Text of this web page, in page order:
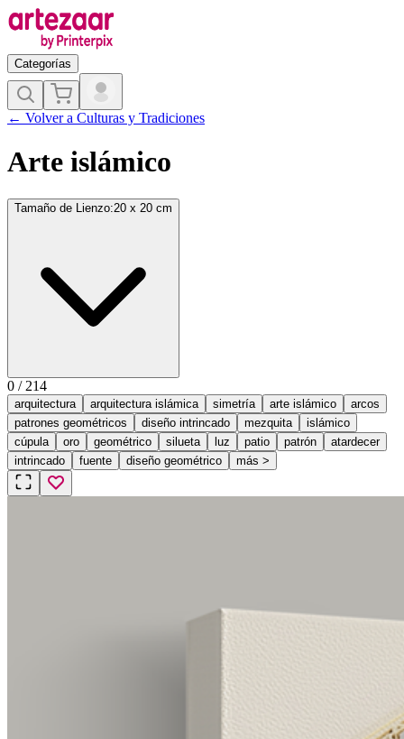
Categorías
← Volver a Culturas y Tradiciones
Arte islámico
Tamaño de Lienzo:20 x 20 cm
0 / 214
arquitectura arquitectura islámica simetría arte islámico
arcos
patrones geométricos
diseño intrincado mezquita
islámico
cúpula
oro geométrico silueta luz patio patrón
atardecer
intrincado
fuente diseño geométrico más >